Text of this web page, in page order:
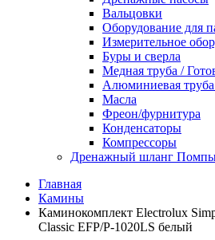
Вальцовки
Оборудование для
Измерительное
Буры и сверла
Медная труба /
Алюминиевая
Масла
Фреон/фурнитура
Конденсаторы
Компрессоры
Дренажный шланг
Главная
Камины
Каминокомплект Electrolux
Classic EFP/P-1020LS белый